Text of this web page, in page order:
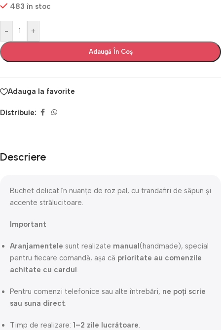
483 în stoc
- +
Adaugă În Coș
Adauga la favorite
Distribuie:
Descriere
Buchet delicat în nuanțe de roz pal, cu trandafiri de săpun și
accente strălucitoare.
Important
Aranjamentele sunt realizate manual(handmade), special
pentru fiecare comandă, așa că prioritate au comenzile
achitate cu cardul.
Pentru comenzi telefonice sau alte întrebări, ne poți scrie
sau suna direct.
Timp de realizare: 1–2 zile lucrătoare.